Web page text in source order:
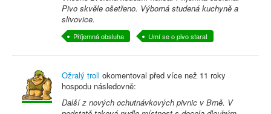
Pivo skvěle ošetřeno. Výborná studená kuchyně a
slivovice.
Příjemná obsluha Umí se o pivo starat
Ožralý troll okomentoval před více než 11 roky
hospodu následovně:
Další z nových ochutnávkových pivnic v Brně. V